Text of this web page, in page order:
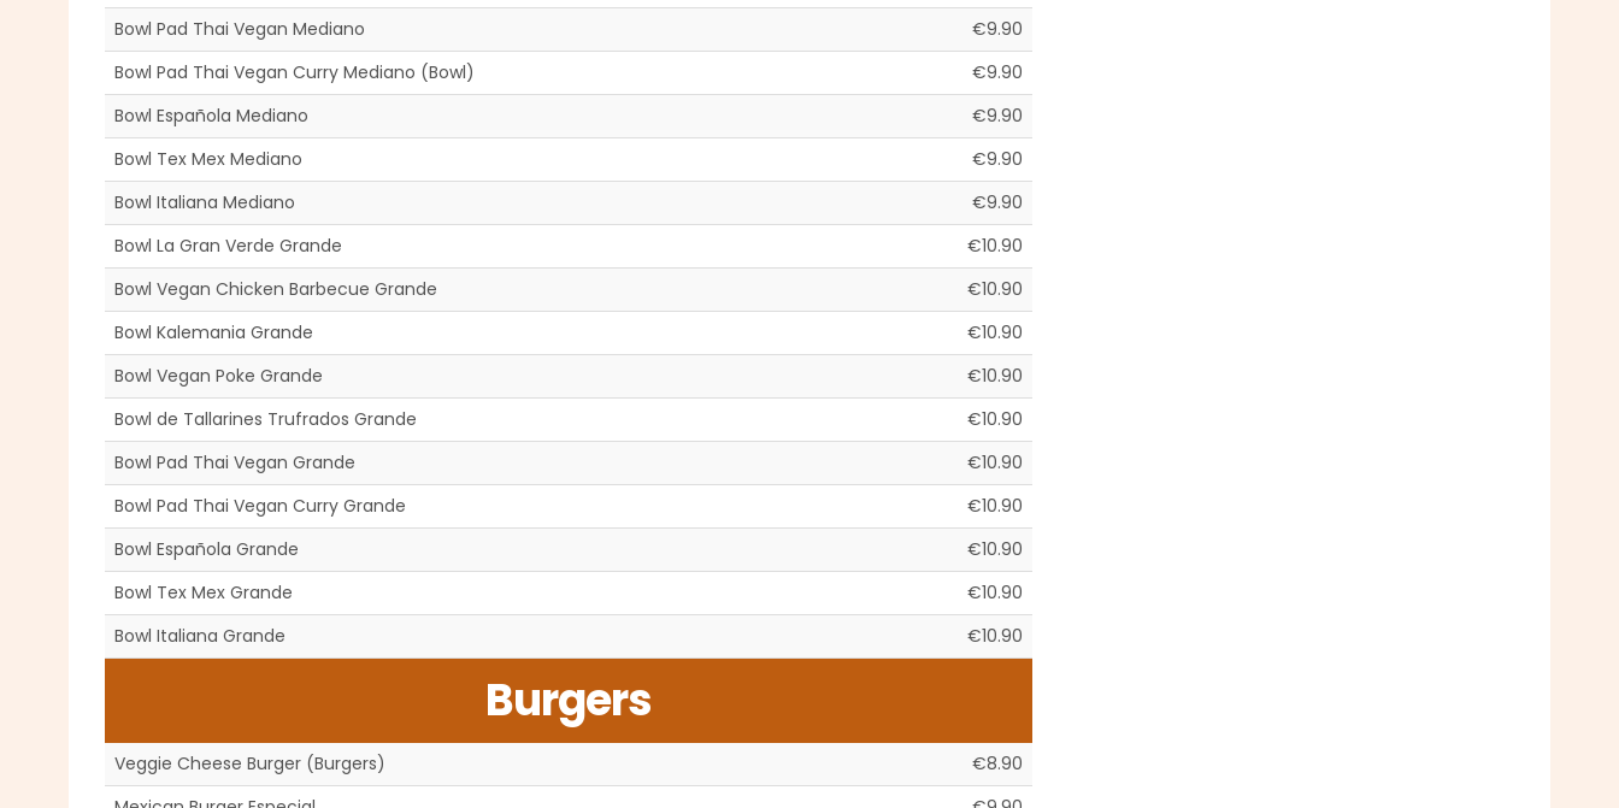
Bowl Pad Thai Vegan Mediano
€9.90
Bowl Pad Thai Vegan Curry Mediano (Bowl)
€9.90
Bowl Española Mediano
€9.90
Bowl Tex Mex Mediano
€9.90
Bowl Italiana Mediano
€9.90
Bowl La Gran Verde Grande
€10.90
Bowl Vegan Chicken Barbecue Grande
€10.90
Bowl Kalemania Grande
€10.90
Bowl Vegan Poke Grande
€10.90
Bowl de Tallarines Trufrados Grande
€10.90
Bowl Pad Thai Vegan Grande
€10.90
Bowl Pad Thai Vegan Curry Grande
€10.90
Bowl Española Grande
€10.90
Bowl Tex Mex Grande
€10.90
Bowl Italiana Grande
€10.90
Burgers
Veggie Cheese Burger (Burgers)
€8.90